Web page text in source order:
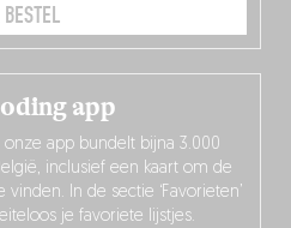
app
app bundelt bijna 3.000
inclusief een kaart om de
In de sectie ‘Favorieten’
je favoriete lijstjes.